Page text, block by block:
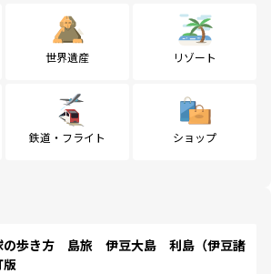
世界遺産 リゾート
鉄道・フライト ショップ
歩き方 島旅 伊豆大島 利島（伊豆諸